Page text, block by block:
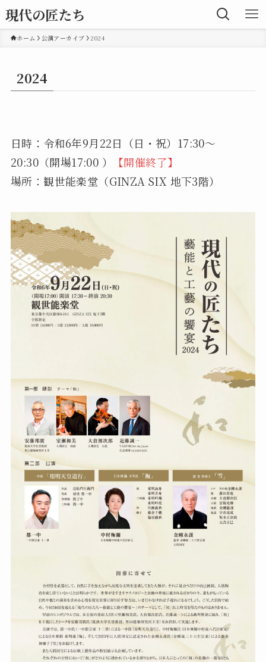
現代の匠たち
ホーム 公演アーカイブ 2024
2024
日時：令和6年9月22日（日・祝）17:30〜
20:30（開場17:00 ）
【開催終了】
場所：観世能楽堂（GINZA SIX 地下3階）